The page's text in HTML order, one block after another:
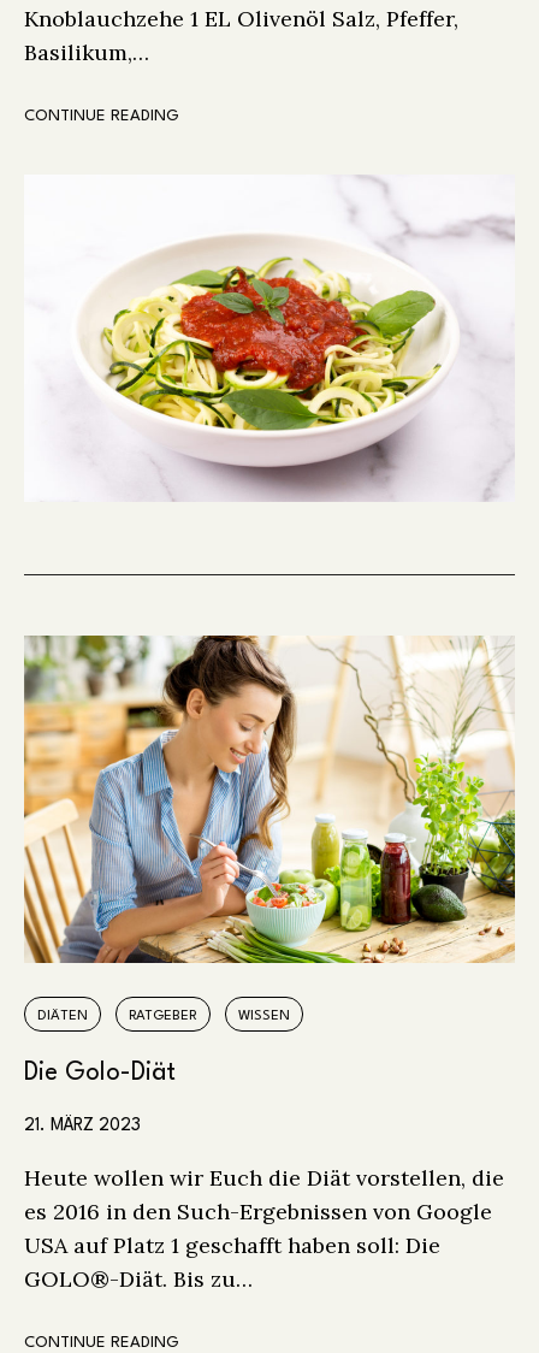
Knoblauchzehe 1 EL Olivenöl Salz, Pfeffer,
Basilikum,…
CONTINUE READING
DIÄTEN RATGEBER WISSEN
Die Golo-Diät
21. MÄRZ 2023
Heute wollen wir Euch die Diät vorstellen, die
es 2016 in den Such-Ergebnissen von Google
USA auf Platz 1 geschafft haben soll: Die
GOLO®-Diät. Bis zu…
CONTINUE READING